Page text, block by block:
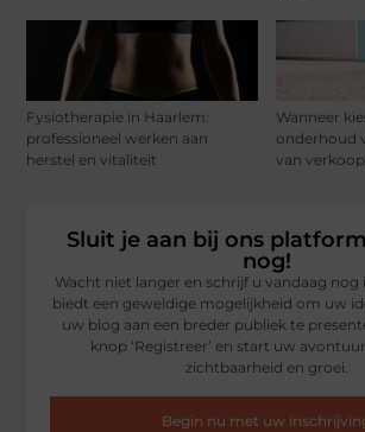
Fysiotherapie in Haarlem:
professioneel werken aan
herstel en vitaliteit
Wanneer
onderhoud
van
Sluit je aan bij ons
nog!
Wacht niet langer en schrijf u vandaag nog
biedt een geweldige mogelijkheid om uw
uw blog aan een breder publiek te
knop ‘Registreer’ en start uw
zichtbaarheid en groei.
Begin nu met uw